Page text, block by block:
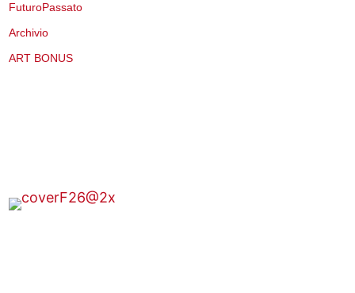
FuturoPassato
Archivio
ART BONUS